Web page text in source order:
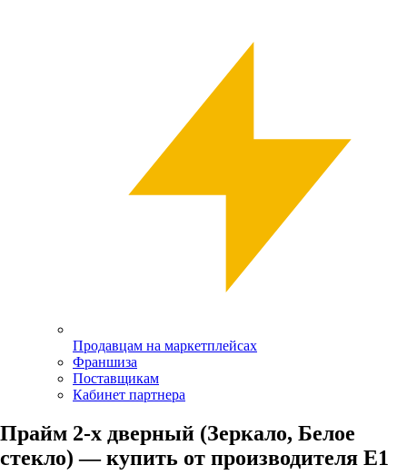
Продавцам на маркетплейсах
Франшиза
Поставщикам
Кабинет партнера
Прайм 2-х дверный (Зеркало, Белое
стекло) — купить от производителя Е1